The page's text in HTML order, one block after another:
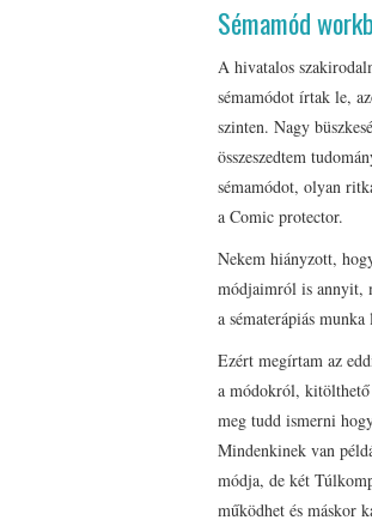
Sémamód
A hivatalos
sémamódot írtak le,
szinten. Nagy
összeszedtem
sémamódot, olyan
a Comic protector.
Nekem hiányzott,
módjaimról is annyit,
a sématerápiás
Ezért megírtam az
a módokról,
meg tudd ismerni
Mindenkinek van
módja, de két
működhet és máskor